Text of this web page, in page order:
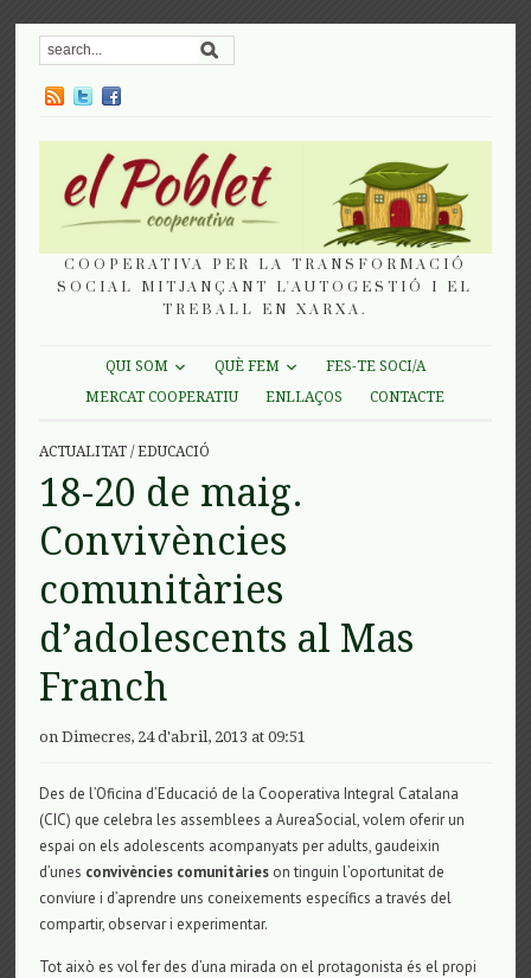
COOPERATIVA PER LA TRANSFORMACIÓ
SOCIAL MITJANÇANT L'AUTOGESTIÓ I EL
TREBALL EN XARXA.
QUI SOM QUÈ FEM
FES-TE SOCI/A
MERCAT COOPERATIU
ENLLAÇOS CONTACTE
ACTUALITAT /EDUCACIÓ
18-20 de maig.
Convivències
comunitàries
d’adolescents al Mas
Franch
on Dimecres, 24 d'abril, 2013 at 09:51
Des de l’Oficina d’Educació de la Cooperativa Integral Catalana
(CIC) que celebra les assemblees a AureaSocial, volem oferir un
espai on els adolescents acompanyats per adults, gaudeixin
d’unes convivències comunitàries on tinguin l’oportunitat de
conviure i d’aprendre uns coneixements específics a través del
compartir, observar i experimentar.
Tot això es vol fer des d’una mirada on el protagonista és el propi